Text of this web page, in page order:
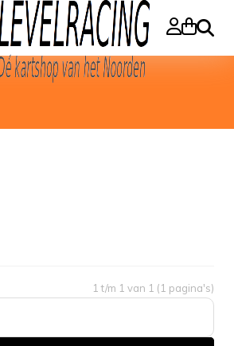
Zoeken
1 t/m 1 van 1 (1 pagina's)